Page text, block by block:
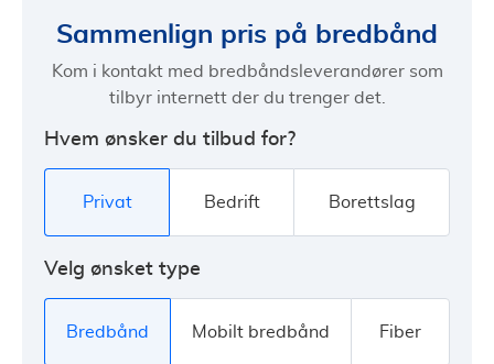
Sammenlign pris på bredbånd
Kom i kontakt med bredbåndsleverandører som
tilbyr internett der du trenger det.
Hvem ønsker du tilbud for?
Privat Bedrift Borettslag
Velg ønsket type
Bredbånd Mobilt bredbånd Fiber